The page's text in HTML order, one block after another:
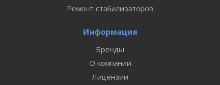
Ремонт стабилизаторов
Информация
Бренды
О компании
Лицензии